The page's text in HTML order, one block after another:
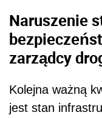
Naruszenie
zarządcy
Kolejna ważną
jest stan